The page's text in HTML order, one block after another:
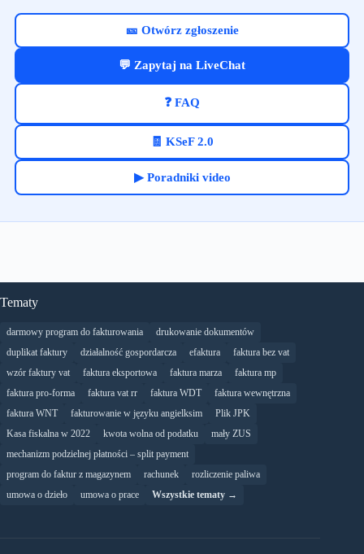
🎫 Otwórz zgłoszenie
💬 Zapytaj na LiveChat
❓ FAQ
🧾 KSeF 2.0
▶ Poradniki video
Tematy
darmowy program do fakturowania
drukowanie dokumentów
duplikat faktury
działalność gospordarcza efaktura
faktura bez vat
wzór faktury vat
faktura eksportowa faktura marza
faktura mp
faktura pro-forma
faktura vat rr faktura WDT
faktura wewnętrzna
faktura WNT
fakturowanie w języku angielksim
Plik JPK
Kasa fiskalna w 2022
kwota wolna od podatku
mały ZUS
mechanizm podzielnej płatności – split payment
program do faktur z magazynem
rachunek
rozliczenie paliwa
umowa o dzieło
umowa o prace Wszystkie tematy →